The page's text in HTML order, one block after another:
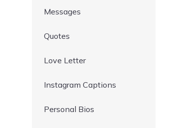
Messages
Quotes
Love Letter
Instagram Captions
Personal Bios